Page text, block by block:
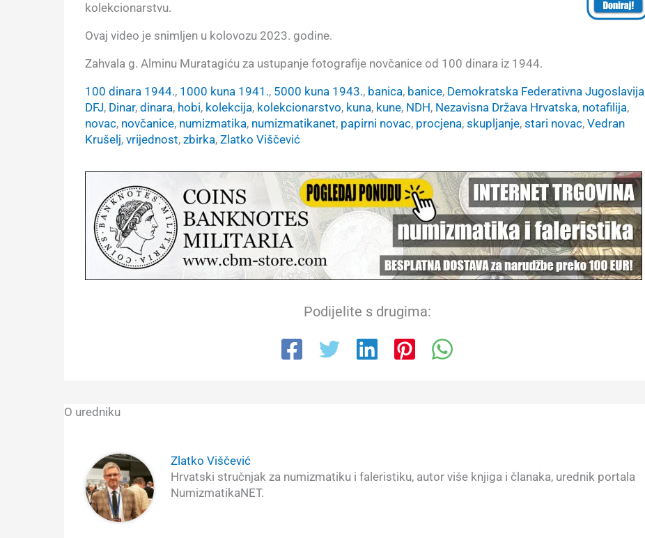
kolekcionarstvu.
Ovaj video je snimljen u kolovozu 2023. godine.
Zahvala g. Alminu Muratagiću za ustupanje fotografije novčanice od 100 dinara iz 1944.
100 dinara 1944., 1000 kuna 1941., 5000 kuna 1943., banica, banice, Demokratska Federativna Jugoslavija
DFJ, Dinar, dinara, hobi, kolekcija, kolekcionarstvo, kuna, kune, NDH, Nezavisna Država Hrvatska, notafilija
novac, novčanice, numizmatika, numizmatikanet, papirni novac, procjena, skupljanje, stari novac, Vedran
Krušelj, vrijednost, zbirka, Zlatko Viščević
Podijelite s drugima:
O uredniku
Zlatko Viščević
Hrvatski stručnjak za numizmatiku i faleristiku, autor više knjiga i članaka, urednik portala
NumizmatikaNET.